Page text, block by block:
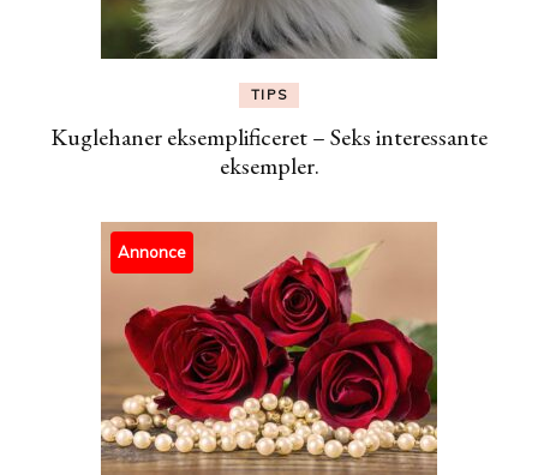
TIPS
Kuglehaner eksemplificeret – Seks interessante
eksempler.
Annonce